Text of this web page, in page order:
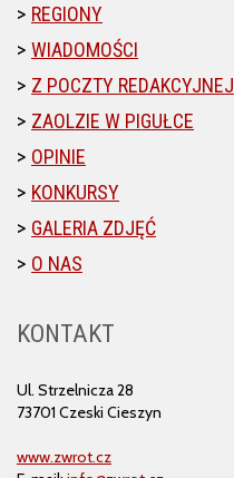
REGIONY
WIADOMOŚCI
Z POCZTY REDAKCYJNEJ
ZAOLZIE W PIGUŁCE
OPINIE
KONKURSY
GALERIA ZDJĘĆ
O NAS
KONTAKT
Ul. Strzelnicza 28
73701 Czeski Cieszyn
www.zwrot.cz